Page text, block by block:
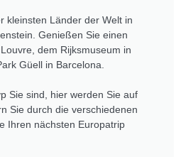
kleinsten Länder der Welt in
Genießen Sie einen
dem Rijksmuseum in
Güell in Barcelona.
Sie sind, hier werden Sie auf
Sie durch die verschiedenen
Ihren nächsten Europatrip